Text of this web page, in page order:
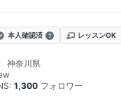
本人確認済 レッスンOK
神奈川県
1,300 フォロワー